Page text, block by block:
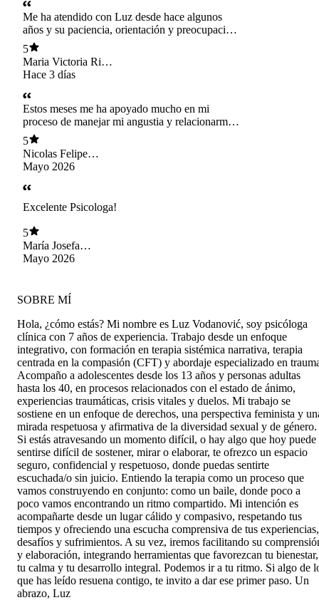
Me ha atendido con Luz desde hace algunos
años y su paciencia, orientación y preocupación
me han ayudado enormemente a reconocer mi
forma de relacionarme conmigo misma y
entorno. Durante el tratamiento la terapeuta se
ha mantenido presente en todo momento,
haciendome sentir acompañada en aquellos
momentos de mayor inestabilidad y
ayudándome para construir redes de apoyo. Hoy
en día me he mantenido estable, tranquila y
agradecida de la atención de Luz pues, gracias a
las herramientas que hemos trabajado a lo largo
de las sesiones, he podido construir una relación
más sana con mi persona.
5
Maria Victoria Rivas
Kanelos
Hace 3 días
Estos meses me ha apoyado mucho en mi
proceso de manejar mi angustia y relacionarme
de mejor forma con mis seres queridos
5
Nicolas Felipe
Villaseca Merin
Mayo 2026
Excelente Psicologa!
5
María Josefa
Sánchez Campos
Mayo 2026
SOBRE MÍ
Hola, ¿cómo estás? Mi nombre es Luz Vodanović, soy psicóloga
clínica con 7 años de experiencia. Trabajo desde un enfoque
integrativo, con formación en terapia sistémica narrativa, terapia
centrada en la compasión (CFT) y abordaje especializado en
Acompaño a adolescentes desde los 13 años y personas adultas
hasta los 40, en procesos relacionados con el estado de ánimo,
experiencias traumáticas, crisis vitales y duelos. Mi trabajo se
sostiene en un enfoque de derechos, una perspectiva feminista y
mirada respetuosa y afirmativa de la diversidad sexual y de género.
Si estás atravesando un momento difícil, o hay algo que hoy puede
sentirse difícil de sostener, mirar o elaborar, te ofrezco un espacio
seguro, confidencial y respetuoso, donde puedas sentirte
escuchada/o sin juicio. Entiendo la terapia como un proceso que
vamos construyendo en conjunto: como un baile, donde poco a
poco vamos encontrando un ritmo compartido. Mi intención es
acompañarte desde un lugar cálido y compasivo, respetando tus
tiempos y ofreciendo una escucha comprensiva de tus experiencias,
desafíos y sufrimientos. A su vez, iremos facilitando su
y elaboración, integrando herramientas que favorezcan tu bienestar,
tu calma y tu desarrollo integral. Podemos ir a tu ritmo. Si algo de
que has leído resuena contigo, te invito a dar ese primer paso. Un
abrazo, Luz